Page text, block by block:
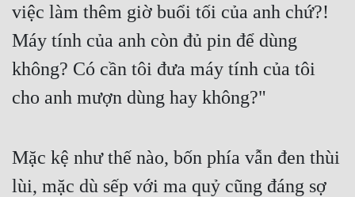
việc làm thêm giờ buổi tối của anh chứ?!
Máy tính của anh còn đủ pin để dùng
không? Có cần tôi đưa máy tính của tôi
cho anh mượn dùng hay không?"
Mặc kệ như thế nào, bốn phía vẫn đen thùi
lùi, mặc dù sếp với ma quỷ cũng đáng sợ